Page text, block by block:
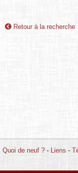
Retour à la recherche
Quoi de neuf ?- Liens -